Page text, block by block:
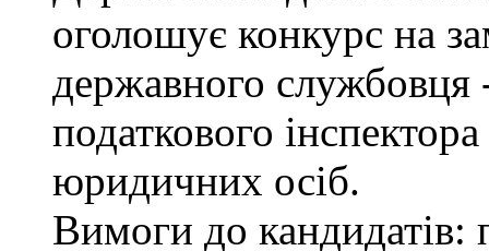
оголошує конкурс на
державного
податкового
юридичних осіб.
Вимоги до кандидатів: